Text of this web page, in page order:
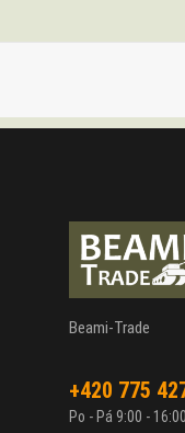
Beami-Trade
+420 775
Po - Pá 9:00 - 16:00